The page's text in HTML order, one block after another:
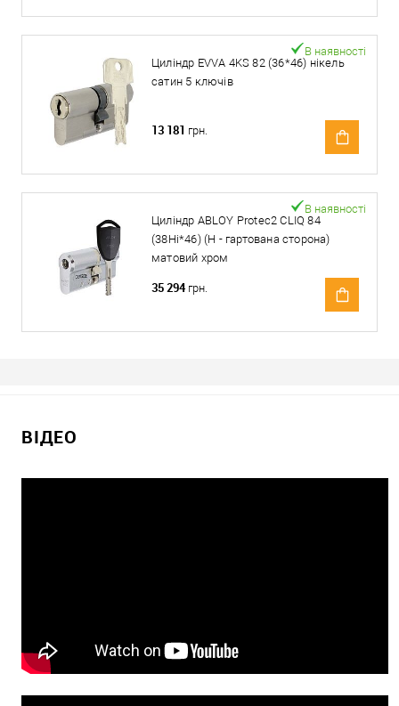
Циліндр EVVA 4KS 82 (36*46) нікель
сатин 5 ключів
В наявності
13 181 грн.
Циліндр ABLOY Protec2 CLIQ 84
(38Hi*46) (H - гартована сторона)
матовий хром
В наявності
35 294 грн.
ВІДЕО